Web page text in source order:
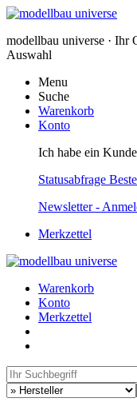
modellbau universe · Ihr
Auswahl
Menu
Suche
Warenkorb
Konto
Ich habe ein
Statusabfrage
Newsletter -
Merkzettel
Warenkorb
Konto
Merkzettel